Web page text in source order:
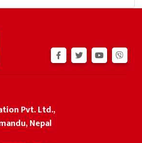
Pvt. Ltd.,
Nepal